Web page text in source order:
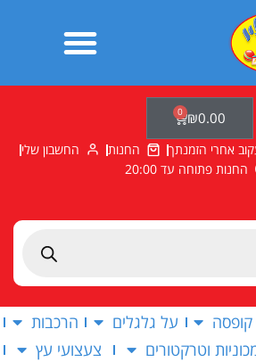
₪0.00
0
עגלת
קניות
אחרי הזמנתך החנות
החשבון שלי
החנות פתוחה עד 20:00
על גלגלים
הרכבות
וטרקטורים
צעצועי עץ